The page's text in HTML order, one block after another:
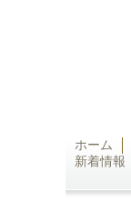
ホーム
新着情報